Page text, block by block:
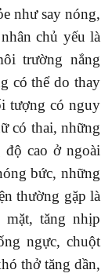
như say nóng,
chủ yếu là
trường nắng
có thể do thay
tượng có nguy
có thai, những
cao ở ngoài
bức, những
thường gặp là
mặt, tăng nhịp
ngực, chuột
thở tăng dần,